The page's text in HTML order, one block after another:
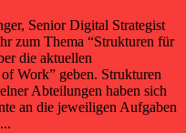
Senior Digital Strategist
zum Thema “Strukturen für
die aktuellen
Work” geben. Strukturen
Abteilungen haben sich
an die jeweiligen Aufgaben